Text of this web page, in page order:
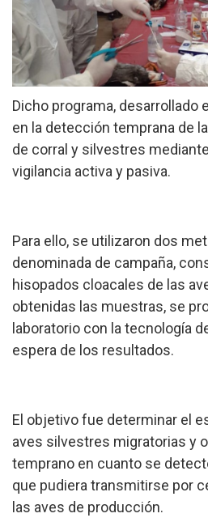
»
Internacionales
»
Judiciales
»
Política
Dicho programa, desarrollado
en la detección temprana de
de corral y silvestres
vigilancia activa y pasiva.
Para ello, se utilizaron dos
denominada de campaña,
hisopados cloacales de las
obtenidas las muestras, se
laboratorio con la tecnología
espera de los resultados.
El objetivo fue determinar el
aves silvestres migratorias y
temprano en cuanto se
que pudiera transmitirse por
las aves de producción.